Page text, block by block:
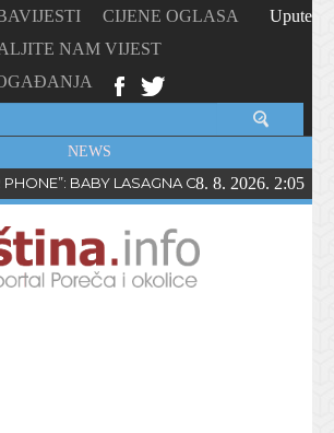
CIJENE OGLASA
NAM VIJEST
Upute
NEWS
PHONE”: BABY LASAGNA OBJAVIO NOVI
8. 8. 2026. 2:05